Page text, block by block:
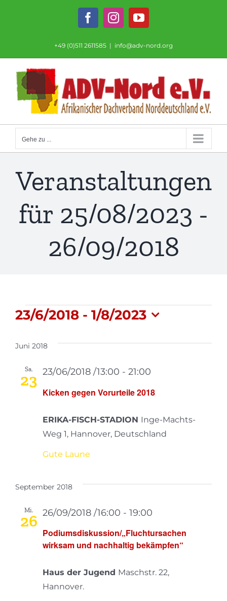
FacebookInstagramYouTube
+49 (0)511 2611585 | info@adv-nord.org
Gehe zu ...
Veranstaltungen
für 25/08/2023 -
26/09/2018
Veranstaltungen
23/6/2018 - 1/8/2023
wählen.
Juni 2018
Sa.
23
Kicken gegen Vorurteile 2018
23/06/2018 /13:00 - 21:00
ERIKA-FISCH-STADION Inge-Machts-
Weg 1, Hannover, Deutschland
Gute Laune
September 2018
Mi.
26
Podiumsdiskussion/„Fluchtursachen
wirksam und nachhaltig bekämpfen“
26/09/2018 /16:00 - 19:00
Haus der Jugend Maschstr. 22,
Hannover.